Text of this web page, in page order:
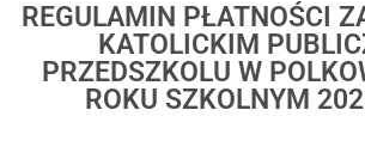
REGULAMIN PŁATNOŚCI
KATOLICKIM
PRZEDSZKOLU W
ROKU SZKOLNYM